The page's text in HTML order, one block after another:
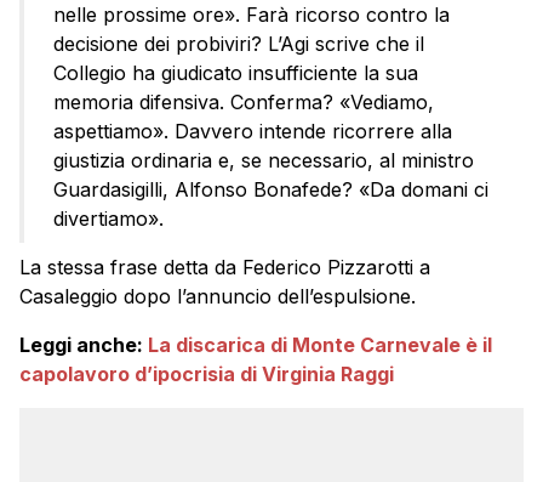
nelle prossime ore». Farà ricorso contro la
decisione dei probiviri? L’Agi scrive che il
Collegio ha giudicato insufficiente la sua
memoria difensiva. Conferma? «Vediamo,
aspettiamo». Davvero intende ricorrere alla
giustizia ordinaria e, se necessario, al ministro
Guardasigilli, Alfonso Bonafede? «Da domani ci
divertiamo».
La stessa frase detta da Federico Pizzarotti a
Casaleggio dopo l’annuncio dell’espulsione.
Leggi anche: La discarica di Monte Carnevale è il
capolavoro d’ipocrisia di Virginia Raggi